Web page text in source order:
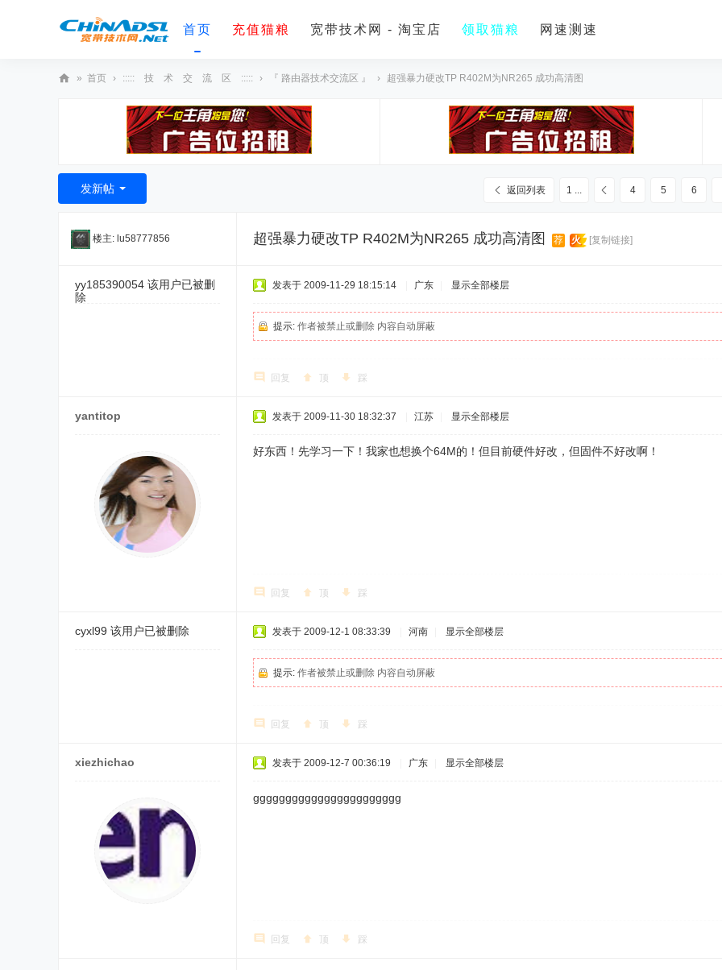
首页 充值猫粮 宽带技术网 - 淘宝店 领取猫粮 网速测速
术
» 首页 › ::::: 技 术 交 流 区 ::::: › 『 路由器技术交流区 』 › 超强暴力硬改TP R402M为NR265 成功高清图
1 ... 4 5 6
返回列表
发新帖
楼主: lu58777856 超强暴力硬改TP R402M为NR265 成功高清图 荐 火 [复制链接]
yy185390054 该用户已被删
除
发表于 2009-11-29 18:15:14 广东 显示全部楼层
提示: 作者被禁止或删除 内容自动屏蔽
回复 顶 踩
yantitop 发表于 2009-11-30 18:32:37 江苏 显示全部楼层
好东西！先学习一下！我家也想换个64M的！但目前硬件好改，但固件不好改啊！
回复 顶 踩
cyxl99 该用户已被删除 发表于 2009-12-1 08:33:39 河南 显示全部楼层
提示: 作者被禁止或删除 内容自动屏蔽
回复 顶 踩
xiezhichao 发表于 2009-12-7 00:36:19 广东 显示全部楼层
ggggggggggggggggggggggg
回复 顶 踩